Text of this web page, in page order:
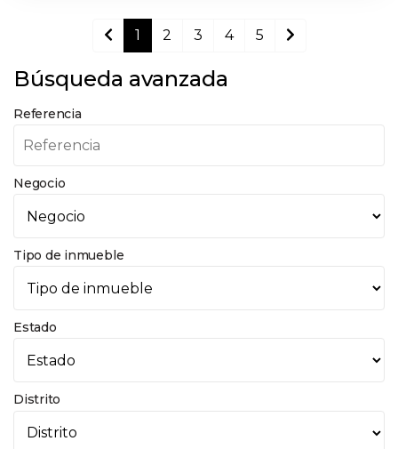
1 2 3 4 5
Búsqueda avanzada
Referencia
Negocio
Tipo de inmueble
Estado
Distrito